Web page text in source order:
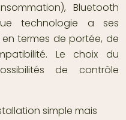
Bluetooth
technologie a ses
termes de portée, de
Le choix du
de contrôle
simple mais